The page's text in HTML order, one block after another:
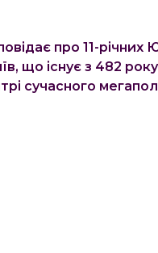
про 11-
що існує з 482
сучасного